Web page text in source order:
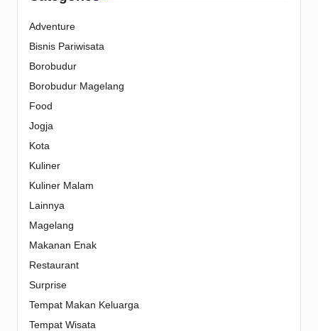
Adventure
Bisnis Pariwisata
Borobudur
Borobudur Magelang
Food
Jogja
Kota
Kuliner
Kuliner Malam
Lainnya
Magelang
Makanan Enak
Restaurant
Surprise
Tempat Makan Keluarga
Tempat Wisata